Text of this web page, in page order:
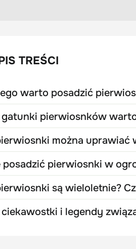
TREŚCI
warto posadzić
pierwiosnków
można uprawiać
posadzić pierwiosnki w
są wieloletnie?
i legendy